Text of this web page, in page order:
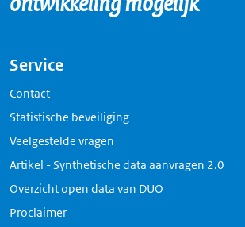
Service
Contact
Statistische beveiliging
Veelgestelde vragen
Artikel - Synthetische data aanvragen 2.0
Overzicht open data van DUO
Proclaimer